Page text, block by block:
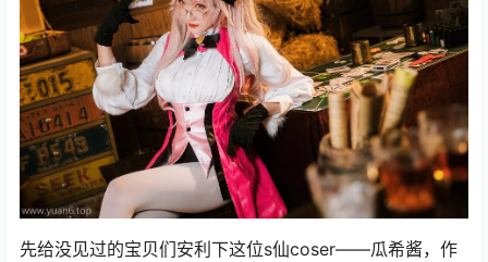
先给没见过的宝贝们安利下这位s仙coser——瓜希酱，作